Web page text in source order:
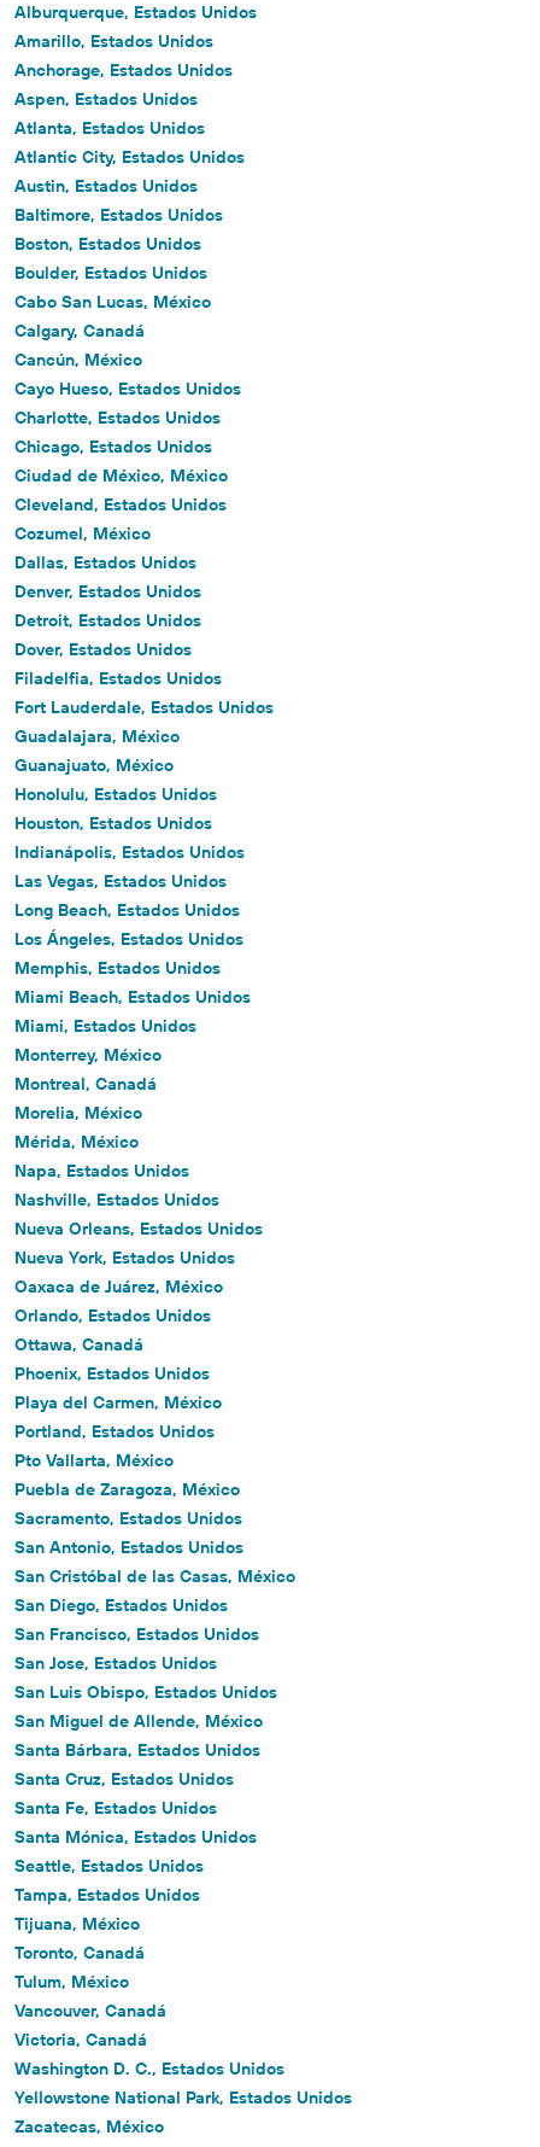
Alburquerque, Estados Unidos
Amarillo, Estados Unidos
Anchorage, Estados Unidos
Aspen, Estados Unidos
Atlanta, Estados Unidos
Atlantic City, Estados Unidos
Austin, Estados Unidos
Baltimore, Estados Unidos
Boston, Estados Unidos
Boulder, Estados Unidos
Cabo San Lucas, México
Calgary, Canadá
Cancún, México
Cayo Hueso, Estados Unidos
Charlotte, Estados Unidos
Chicago, Estados Unidos
Ciudad de México, México
Cleveland, Estados Unidos
Cozumel, México
Dallas, Estados Unidos
Denver, Estados Unidos
Detroit, Estados Unidos
Dover, Estados Unidos
Filadelfia, Estados Unidos
Fort Lauderdale, Estados Unidos
Guadalajara, México
Guanajuato, México
Honolulu, Estados Unidos
Houston, Estados Unidos
Indianápolis, Estados Unidos
Las Vegas, Estados Unidos
Long Beach, Estados Unidos
Los Ángeles, Estados Unidos
Memphis, Estados Unidos
Miami Beach, Estados Unidos
Miami, Estados Unidos
Monterrey, México
Montreal, Canadá
Morelia, México
Mérida, México
Napa, Estados Unidos
Nashville, Estados Unidos
Nueva Orleans, Estados Unidos
Nueva York, Estados Unidos
Oaxaca de Juárez, México
Orlando, Estados Unidos
Ottawa, Canadá
Phoenix, Estados Unidos
Playa del Carmen, México
Portland, Estados Unidos
Pto Vallarta, México
Puebla de Zaragoza, México
Sacramento, Estados Unidos
San Antonio, Estados Unidos
San Cristóbal de las Casas, México
San Diego, Estados Unidos
San Francisco, Estados Unidos
San Jose, Estados Unidos
San Luis Obispo, Estados Unidos
San Miguel de Allende, México
Santa Bárbara, Estados Unidos
Santa Cruz, Estados Unidos
Santa Fe, Estados Unidos
Santa Mónica, Estados Unidos
Seattle, Estados Unidos
Tampa, Estados Unidos
Tijuana, México
Toronto, Canadá
Tulum, México
Vancouver, Canadá
Victoria, Canadá
Washington D. C., Estados Unidos
Yellowstone National Park, Estados Unidos
Zacatecas, México